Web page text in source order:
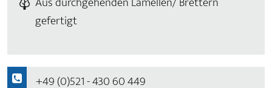
gefertigt
+49 (0)521 - 430 60 449